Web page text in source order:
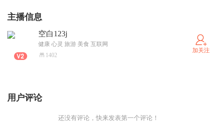
主播信息
空白123j
健康 心灵 旅游 美食 互联网
1402
加关注
用户评论
还没有评论，快来发表第一个评论！